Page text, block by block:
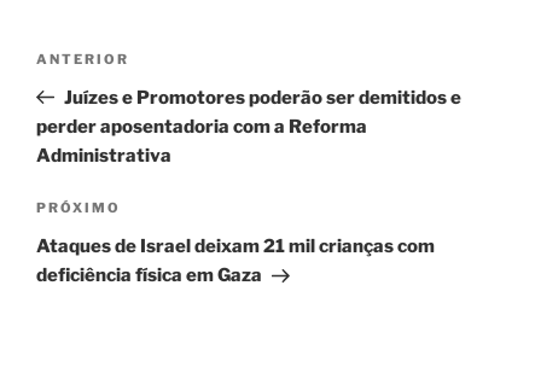
Post
Post
anterior
ANTERIOR
Juízes e Promotores poderão ser demitidos e
perder aposentadoria com a Reforma
Administrativa
Próximo
post
PRÓXIMO
Ataques de Israel deixam 21 mil crianças com
deficiência física em Gaza